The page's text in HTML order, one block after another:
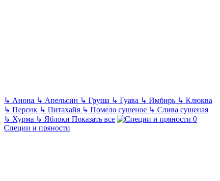
↳ Анона ↳ Апельсин ↳ Груша ↳ Гуава ↳ Имбирь ↳ Клюква
↳ Персик ↳ Питахайя ↳ Помело сушеное ↳ Слива сушеная
↳ Хурма ↳ Яблоки Показать все
Специи и пряности